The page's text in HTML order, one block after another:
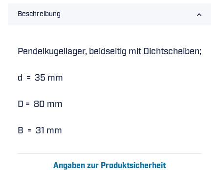
Beschreibung
Pendelkugellager, beidseitig mit Dichtscheiben;
d = 35 mm
D = 80 mm
B = 31 mm
Angaben zur Produktsicherheit